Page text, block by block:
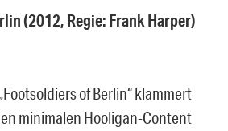
(2012, Regie: Frank Harper)
of Berlin“ klammert
minimalen Hooligan-Content